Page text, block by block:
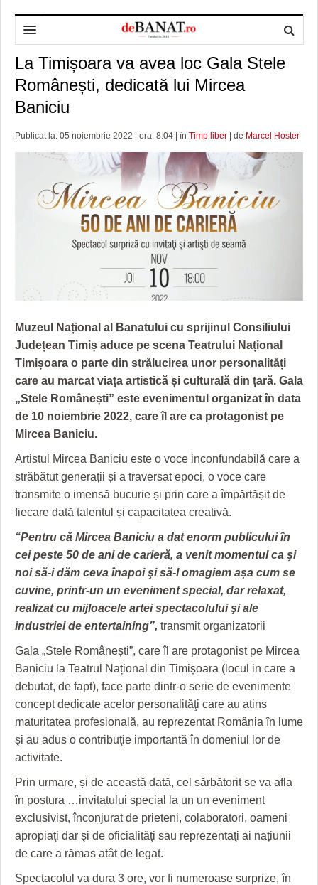
HOME
DESPRE NOI
POLITICA DE CONFIDENȚIALITATE
ADMINISTRAȚIE
PREFECTURA TIMIŞ
POLI TIMISOARA
FOTBAL JUDETEAN
ALTE SPORTURI
DOSARELE DEBANAT
ETICA LUCIDITĂȚII ASISTATE
ZÂMBETE AMARE
GRĂDINA TAICII DOMNULUI
ZIARISTU’ DE TERASĂ
CU OIŞTEA-N KIERKEGAARD
FINANŢĂRI DE LA A LA Z
PE SURSE
TIMP LIBER ȘI CULTURĂ
TIMP LIBER
ULTRAMARIN VA RECOMANDA
CULTURA
CRONICĂ DE FILM
UNDE MERGEM
FILME DOCUMENTARE
CLIPURI VIDEO
JOCURI ONLINE
ECONOMIC
MAI MULTE
ACCIDENTE
ANUNŢURI
INFO SI UTILE
INVATAMANT
FILME DOCUMENTARE
JOCURI ONLINE
DIVERSE
FARMACII DIN TIMIŞOARA
LICEE, ŞCOLI ŞI GRĂDINIŢE DIN TIMIŞ
PRIMĂRIILE DIN TIMIŞ
SFATUL MEDICULUI
SFATURI JURIDICE
La Timișoara va avea loc Gala Stele
Românești, dedicată lui Mircea
Baniciu
Publicat la: 05 noiembrie 2022 | ora: 8:04 | în Timp liber | de Marcel Hoster
Muzeul Național al Banatului cu sprijinul Consiliului
Județean Timiș aduce pe scena Teatrului Național
Timișoara o parte din strălucirea unor personalități
care au marcat viața artistică și culturală din țară. Gala
„Stele Românești” este evenimentul organizat în data
de 10 noiembrie 2022, care îl are ca protagonist pe
Mircea Baniciu.
Artistul Mircea Baniciu este o voce inconfundabilă care a
străbătut generații și a traversat epoci, o voce care
transmite o imensă bucurie și prin care a împărtășit de
fiecare dată talentul și capacitatea creativă.
“Pentru că Mircea Baniciu a dat enorm publicului în
cei peste 50 de ani de carieră, a venit momentul ca şi
noi să-i dăm ceva înapoi şi să-l omagiem așa cum se
cuvine, printr-un un eveniment special, dar relaxat,
realizat cu mijloacele artei spectacolului şi ale
industriei de entertaining”, transmit organizatorii
Gala „Stele Românești”, care îl are protagonist pe Mircea
Baniciu la Teatrul Național din Timișoara (locul in care a
debutat, de fapt), face parte dintr-o serie de evenimente
concept dedicate acelor personalităţi care au atins
maturitatea profesională, au reprezentat România în lume
şi au adus o contribuţie importantă în domeniul lor de
activitate.
Prin urmare, și de această dată, cel sărbătorit se va afla
în postura …invitatului special la un un eveniment
exclusivist, înconjurat de prieteni, colaboratori, oameni
apropiaţi dar şi de oficialităţi sau reprezentaţi ai națiunii
de care a rămas atât de legat.
Spectacolul va dura 3 ore, vor fi numeroase surprize, în